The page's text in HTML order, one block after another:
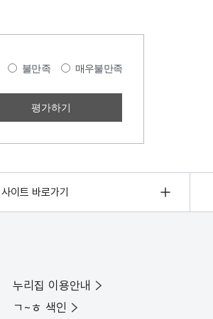
불만족 매우불만족
이트 바로가기
누리집 이용안내
ㄱ~ㅎ 색인